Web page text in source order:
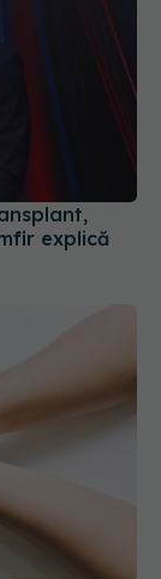
explică